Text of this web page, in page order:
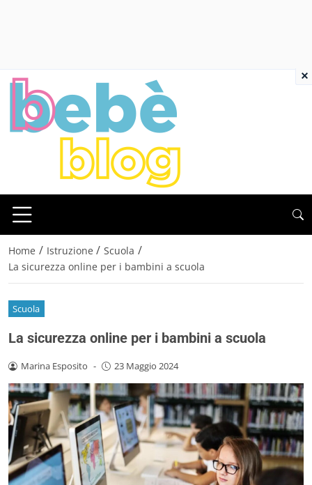
Home / Istruzione / Scuola /
La sicurezza online per i bambini a scuola
Scuola
La sicurezza online per i bambini a scuola
Marina Esposito - 23 Maggio 2024
×